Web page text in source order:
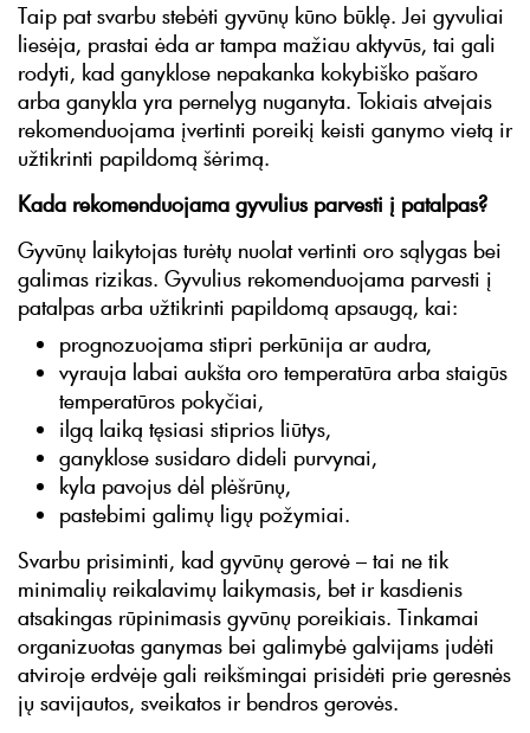
Taip pat svarbu stebėti gyvūnų kūno būklę. Jei gyvuliai
liesėja, prastai ėda ar tampa mažiau aktyvūs, tai gali
rodyti, kad ganyklose nepakanka kokybiško pašaro
arba ganykla yra pernelyg nuganyta. Tokiais atvejais
rekomenduojama įvertinti poreikį keisti ganymo vietą ir
užtikrinti papildomą šėrimą.
Kada rekomenduojama gyvulius parvesti į patalpas?
Gyvūnų laikytojas turėtų nuolat vertinti oro sąlygas bei
galimas rizikas. Gyvulius rekomenduojama parvesti į
patalpas arba užtikrinti papildomą apsaugą, kai:
prognozuojama stipri perkūnija ar audra,
vyrauja labai aukšta oro temperatūra arba staigūs
temperatūros pokyčiai,
ilgą laiką tęsiasi stiprios liūtys,
ganyklose susidaro dideli purvynai,
kyla pavojus dėl plėšrūnų,
pastebimi galimų ligų požymiai.
Svarbu prisiminti, kad gyvūnų gerovė – tai ne tik
minimalių reikalavimų laikymasis, bet ir kasdienis
atsakingas rūpinimasis gyvūnų poreikiais. Tinkamai
organizuotas ganymas bei galimybė galvijams judėti
atviroje erdvėje gali reikšmingai prisidėti prie geresnės
jų savijautos, sveikatos ir bendros gerovės.